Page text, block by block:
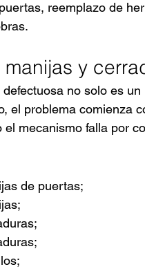
reemplazo de
y
no solo es
el problema comienza
mecanismo falla por
de puertas;